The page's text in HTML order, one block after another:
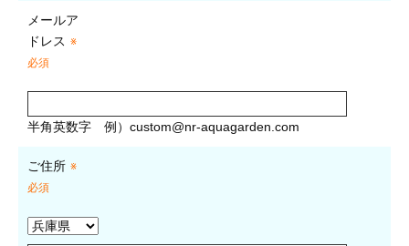
メールア
ドレス ※
必須
半角英数字 例） custom@nr-aquagarden.com
ご住所 ※
必須